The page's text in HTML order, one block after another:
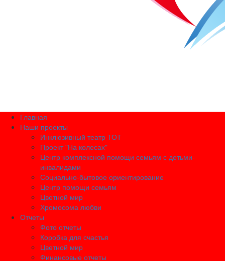
Главная
Наши проекты
Инклюзивный театр ТОТ
Проект "На колесах"
Центр комплексной помощи семьям с детьми-
инвалидами
Социально-бытовое ориентирование
Центр помощи семьям
Цветной мир
Хромосома любви
Отчеты
Фото отчеты
Коробка для счастья
Цветной мир
Финансовые отчеты